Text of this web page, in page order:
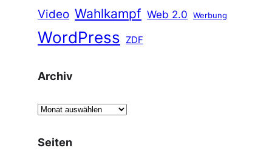
Video Wahlkampf Web 2.0 Werbung
WordPress ZDF
Archiv
A
c
Seiten